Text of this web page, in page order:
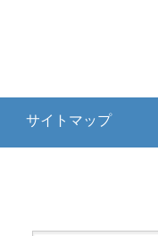
サイトマップ